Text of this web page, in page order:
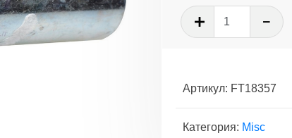
товара
02-
Артикул: FT18357
Категория: Misc